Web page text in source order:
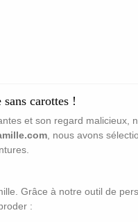
carottes !
et son regard malicieux,
, nous avons
Grâce à notre outil de
: